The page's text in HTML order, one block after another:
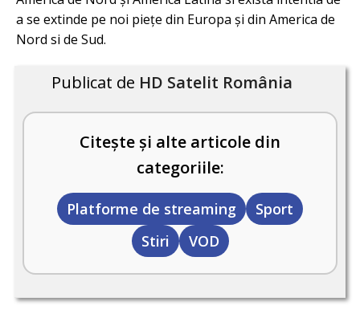
a se extinde pe noi piețe din Europa și din America de
Nord si de Sud.
Publicat de HD Satelit România
Citește și alte articole din
categoriile:
Platforme de streaming
Sport
Stiri
VOD